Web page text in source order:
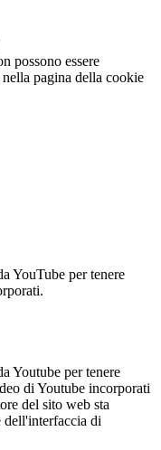
possono essere
pagina della cookie
YouTube per tenere
Youtube per tenere
di Youtube incorporati
del sito web sta
dell'interfaccia di